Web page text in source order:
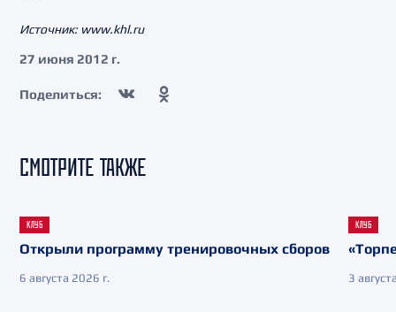
Источник: www.khl.ru
27 июня 2012 г.
Поделиться:
СМОТРИТЕ ТАКЖЕ
КЛУБ
Открыли программу тренировочных сборов
6 августа 2026 г.
КЛУБ
3